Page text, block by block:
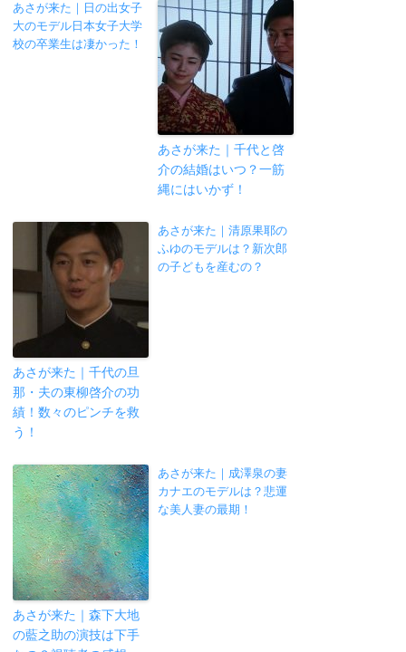
あさが来た｜日の出女子
大のモデル日本女子大学
校の卒業生は凄かった！
あさが来た｜千代と啓
介の結婚はいつ？一筋
縄にはいかず！
あさが来た｜千代の旦
那・夫の東柳啓介の功
績！数々のピンチを救
う！
あさが来た｜清原果耶の
ふゆのモデルは？新次郎
の子どもを産むの？
あさが来た｜森下大地
の藍之助の演技は下手
あさが来た｜成澤泉の妻
カナエのモデルは？悲運
な美人妻の最期！